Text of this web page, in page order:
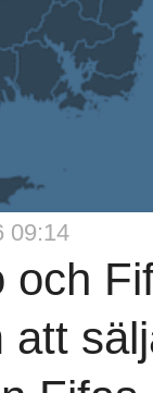
09:14
och